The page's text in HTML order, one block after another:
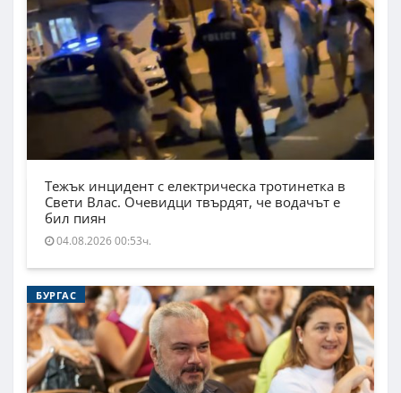
Тежък инцидент с електрическа тротинетка в
Свети Влас. Очевидци твърдят, че водачът е
бил пиян
04.08.2026 00:53ч.
БУРГАС